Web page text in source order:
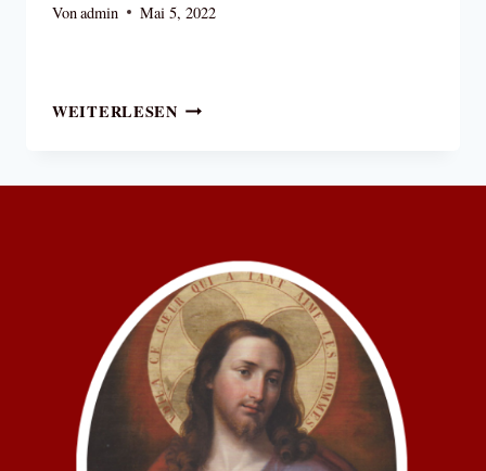
ZERTRETEN
Vonadmin Mai 5, 2022
WEITERLESENJESUS
ERKLÄRTE
BEDEUTUNG
DER
FÜNF
SAMSTAGE